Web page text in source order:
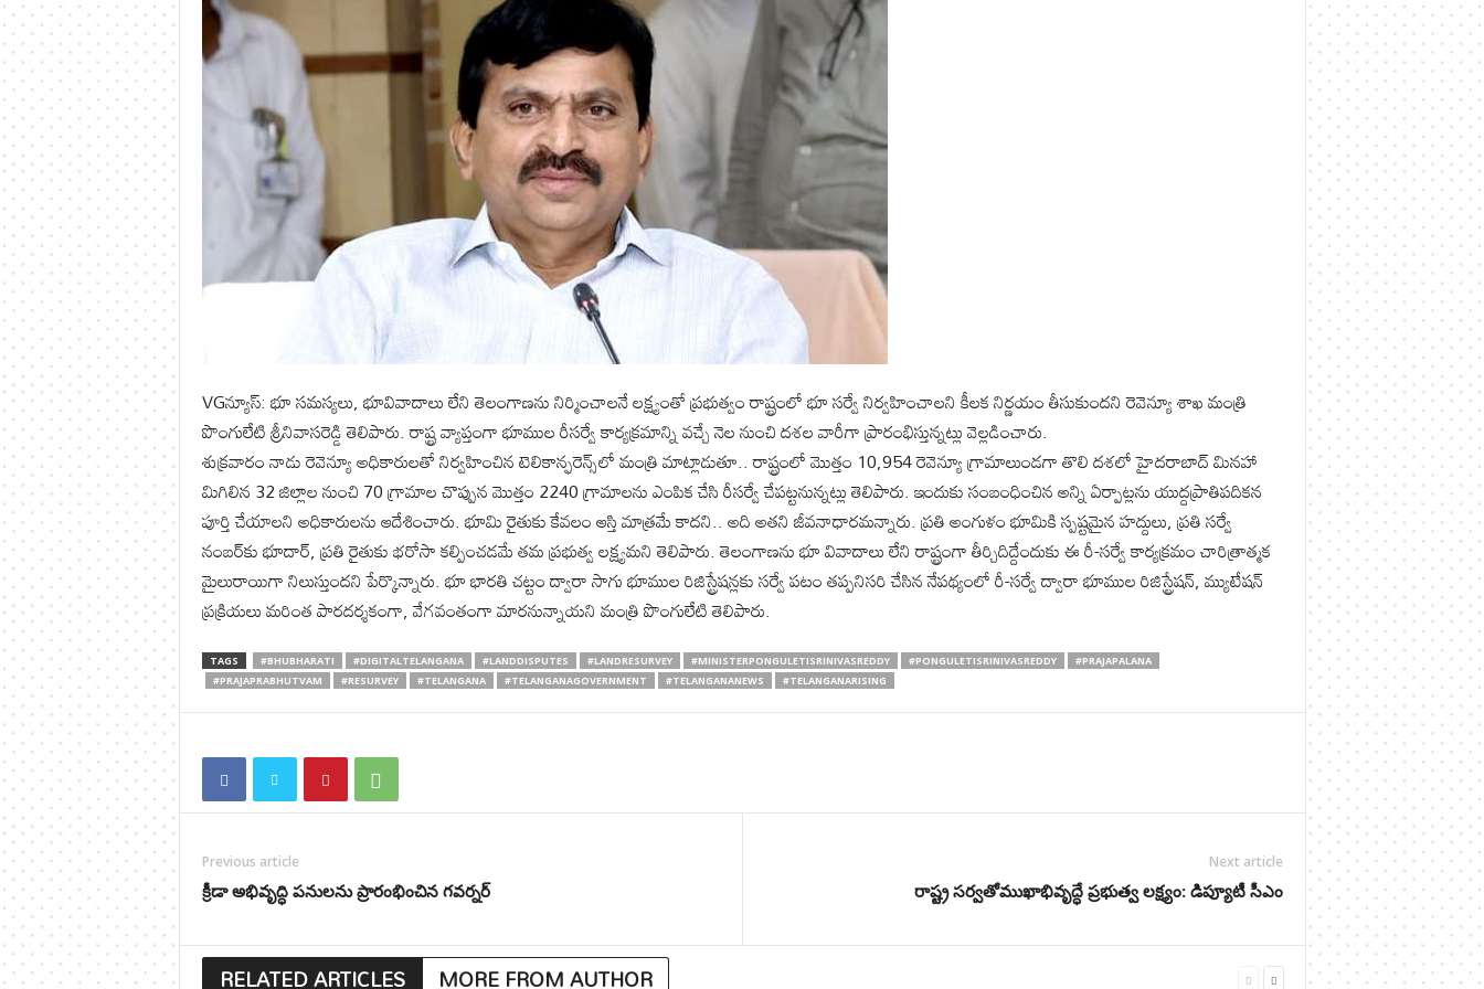
VGన్యూస్: భూ స‌మ‌స్యలు, భూవివాదాలు లేని తెలంగాణ‌ను నిర్మించాల‌నే ల‌క్ష్యంతో ప్రభుత్వం రాష్ట్రంలో భూ స‌ర్వే నిర్వహించాల‌ని కీల‌క నిర్ణయం తీసుకుంద‌ని రెవెన్యూ శాఖ మంత్రి
పొంగులేటి శ్రీనివాసరెడ్డి తెలిపారు. రాష్ట్ర వ్యాప్తంగా భూముల రీస‌ర్వే కార్యక్రమాన్ని వ‌చ్చే నెల నుంచి ద‌శ‌ల వారీగా ప్రారంభిస్తున్నట్లు వెల్లడించారు.
శుక్రవారం నాడు రెవెన్యూ అధికారుల‌తో నిర్వహించిన టెలికాన్ఫరెన్స్‌లో మంత్రి మాట్లాడుతూ.. రాష్ట్రంలో మొత్తం 10,954 రెవెన్యూ గ్రామాలుండ‌గా తొలి ద‌శ‌లో హైద‌రాబాద్ మిన‌హా
మిగిలిన 32 జిల్లాల నుంచి 70 గ్రామాల చొప్పున మొత్తం 2240 గ్రామాల‌ను ఎంపిక చేసి రీస‌ర్వే చేప‌ట్టనున్నట్లు తెలిపారు. ఇందుకు సంబంధించిన అన్ని ఏర్పాట్లను యుద్దప్రాతిప‌దిక‌న
పూర్తి చేయాల‌ని అధికారుల‌ను ఆదేశించారు. భూమి రైతుకు కేవలం ఆస్తి మాత్రమే కాద‌ని.. అది అతని జీవనాధారమ‌న్నారు. ప్రతి అంగుళం భూమికి స్పష్టమైన హద్దులు, ప్రతి సర్వే
నంబర్‌కు భూదార్, ప్రతి రైతుకు భరోసా కల్పించడమే తమ ప్రభుత్వ లక్ష్యమ‌ని తెలిపారు. తెలంగాణను భూ వివాదాలు లేని రాష్ట్రంగా తీర్చిదిద్దేందుకు ఈ రీ-సర్వే కార్యక్రమం చారిత్రాత్మక
మైలురాయిగా నిలుస్తుంద‌ని పేర్కొన్నారు. భూ భారతి చట్టం ద్వారా సాగు భూముల రిజిస్ట్రేషన్లకు సర్వే పటం తప్పనిసరి చేసిన నేపథ్యంలో రీ-సర్వే ద్వారా భూముల రిజిస్ట్రేషన్, మ్యుటేషన్
ప్రక్రియలు మరింత పారదర్శకంగా, వేగవంతంగా మారనున్నాయని మంత్రి పొంగులేటి తెలిపారు.
TAGS #BHUBHARATI #DIGITALTELANGANA #LANDDISPUTES #LANDRESURVEY #MINISTERPONGULETISRINIVASREDDY #PONGULETISRINIVASREDDY
#PRAJAPALANA
#PRAJAPRABHUTVAM
#RESURVEY #TELANGANA #TELANGANAGOVERNMENT #TELANGANANEWS #TELANGANARISING
Previous article
క్రీడా అభివృద్ధి పనులను ప్రారంభించిన గవర్నర్
Next article
రాష్ట్ర సర్వతోముఖాభివృద్ధే ప్రభుత్వ లక్ష్యం: డిప్యూటీ సీఎం
RELATED ARTICLES MORE FROM AUTHOR